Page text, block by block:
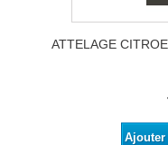
ATTELAGE
Ajouter